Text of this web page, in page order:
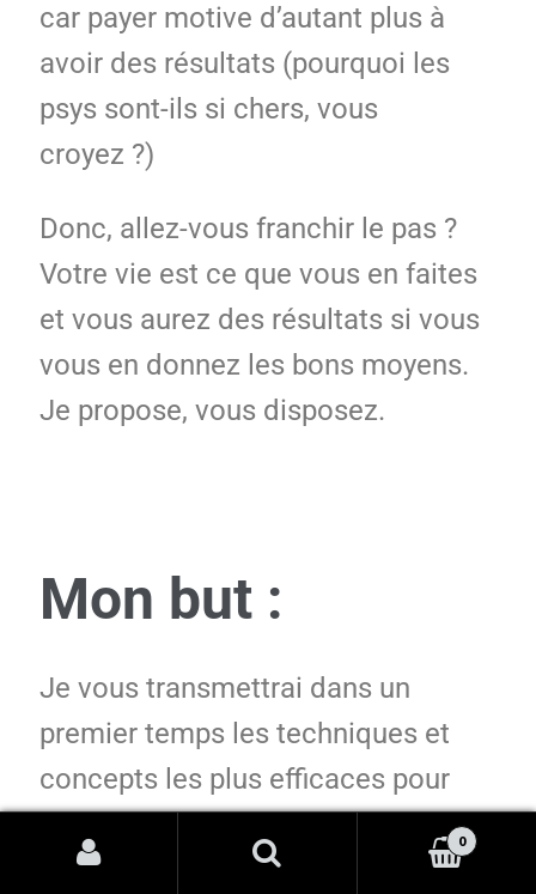
car payer motive d’autant plus à
avoir des résultats (pourquoi les
psys sont-ils si chers, vous
croyez ?)
Donc, allez-vous franchir le pas ?
Votre vie est ce que vous en faites
et vous aurez des résultats si vous
vous en donnez les bons moyens.
Je propose, vous disposez.
Mon but :
Je vous transmettrai dans un
premier temps les techniques et
concepts les plus efficaces pour
0